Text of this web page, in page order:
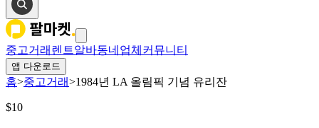
중고거래 렌트알바동네업체 커뮤니티
앱 다운로드
홈>중고거래>1984년 LA 올림픽 기념 유리잔
$10